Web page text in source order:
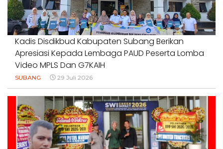
Kadis Disdikbud Kabupaten Subang Berikan
Apresiasi Kepada Lembaga PAUD Peserta Lomba
Video MPLS Dan G7KAIH
SUBANG 29 Juli 2026